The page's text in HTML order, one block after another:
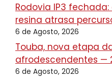
Rodovia IP3
resina atrasa
6 de Agosto, 2026
Touba, nova etapa
afrodescendentes —
6 de Agosto, 2026